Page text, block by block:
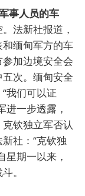
事人员的车
法新社报道，
缅甸军方的车
加边境安全会
次。缅甸安全
我们可以证
进一步透露，
钦独立军否认
社：“克钦独
星期一以来，
。